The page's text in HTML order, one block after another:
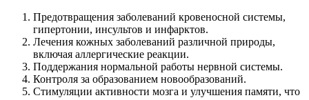
Предотвращения заболеваний кровеносной системы,
гипертонии, инсультов и инфарктов.
Лечения кожных заболеваний различной природы,
включая аллергические реакции.
Поддержания нормальной работы нервной системы.
Контроля за образованием новообразований.
Стимуляции активности мозга и улучшения памяти, что